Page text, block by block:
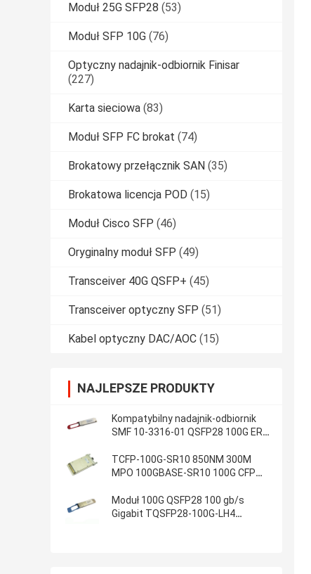
Moduł 25G SFP28 (53)
Moduł SFP 10G (76)
Optyczny nadajnik-odbiornik Finisar
(227)
Karta sieciowa (83)
Moduł SFP FC brokat (74)
Brokatowy przełącznik SAN (35)
Brokatowa licencja POD (15)
Moduł Cisco SFP (46)
Oryginalny moduł SFP (49)
Transceiver 40G QSFP+ (45)
Transceiver optyczny SFP (51)
Kabel optyczny DAC/AOC (15)
NAJLEPSZE PRODUKTY
Kompatybilny nadajnik-odbiornik
SMF 10-3316-01 QSFP28 100G ER4
TCFP-100G-SR10 850NM 300M
MPO 100GBASE-SR10 100G CFP
Moduł 100G QSFP28 100 gb/s
Gigabit TQSFP28-100G-LH4